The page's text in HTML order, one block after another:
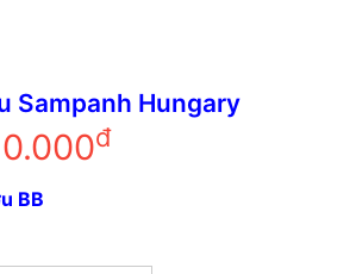
Sampanh Hungary
đ
BB